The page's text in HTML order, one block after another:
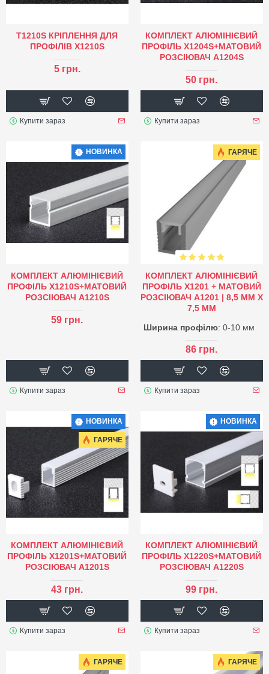
Т1210S КРІПЛЕННЯ ДЛЯ
ПРОФІЛІВ X1210S
5 грн.
Купити зараз
КОМПЛЕКТ АЛЮМІНІЄВИЙ
ПРОФІЛЬ X1204S+МАТОВИЙ
РОЗСІЮВАЧ A1204S
50 грн.
Купити зараз
НОВИНКА
КОМПЛЕКТ АЛЮМІНІЄВИЙ
ПРОФІЛЬ X1210S+МАТОВИЙ
РОЗСІЮВАЧ A1210S
59 грн.
Купити зараз
ГАРЯЧЕ
КОМПЛЕКТ АЛЮМІНІЄВИЙ
ПРОФІЛЬ X1201 + МАТОВИЙ
РОЗСІЮВАЧ A1201 | 8,5 ММ Х
7,5 ММ
Ширина профілю: 0-10 мм
86 грн.
Купити зараз
НОВИНКА
ГАРЯЧЕ
КОМПЛЕКТ АЛЮМІНІЄВИЙ
ПРОФІЛЬ X1201S+МАТОВИЙ
РОЗСІЮВАЧ A1201S
43 грн.
Купити зараз
НОВИНКА
КОМПЛЕКТ АЛЮМІНІЄВИЙ
ПРОФІЛЬ X1220S+МАТОВИЙ
РОЗСІЮВАЧ A1220S
99 грн.
Купити зараз
ГАРЯЧЕ ГАРЯЧЕ